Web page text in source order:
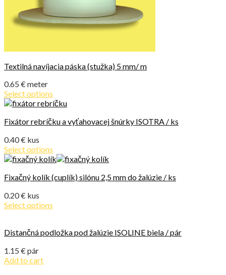
Textilná navíjacia páska (stužka) 5 mm/ m
0.65 € meter
Select options
Fixátor rebríčku a vyťahovacej šnúrky ISOTRA / ks
0.40€ kus
Select options
Fixačný kolík (cuplík) silónu 2,5 mm do žalúzie / ks
0.20€ kus
Select options
Distančná podložka pod žalúzie ISOLINE biela / pár
1.15 € pár
Add to cart